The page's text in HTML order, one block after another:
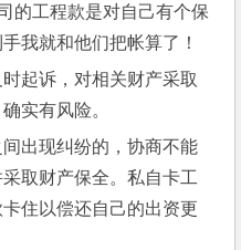
的工程款是对自己有个保
我就和他们把帐算了！
起诉，对相关财产采取
实有风险。
出现纠纷的，协商不能
取财产保全。私自卡工
住以偿还自己的出资更